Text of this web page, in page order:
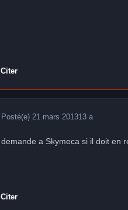
Citer
Posté(e) 21 mars 201313 a
demande a Skymeca si il doit en
Citer